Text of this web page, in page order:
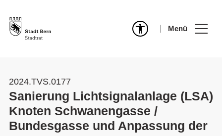
Menü
2024.TVS.0177
Sanierung Lichtsignalanlage (LSA)
Knoten Schwanengasse /
Bundesgasse und Anpassung der